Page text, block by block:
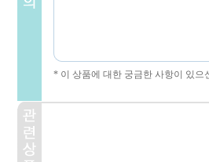
* 이 상품에 대한 궁금한 사항이 있